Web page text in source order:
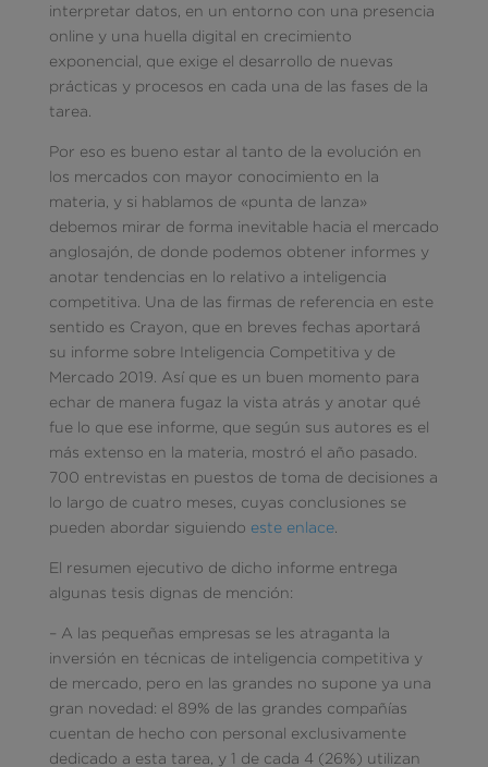
interpretar datos, en un entorno con una presencia
online y una huella digital en crecimiento
exponencial, que exige el desarrollo de nuevas
prácticas y procesos en cada una de las fases de la
tarea.
Por eso es bueno estar al tanto de la evolución en
los mercados con mayor conocimiento en la
materia, y si hablamos de «punta de lanza»
debemos mirar de forma inevitable hacia el mercado
anglosajón, de donde podemos obtener informes y
anotar tendencias en lo relativo a inteligencia
competitiva. Una de las firmas de referencia en este
sentido es Crayon, que en breves fechas aportará
su informe sobre Inteligencia Competitiva y de
Mercado 2019. Así que es un buen momento para
echar de manera fugaz la vista atrás y anotar qué
fue lo que ese informe, que según sus autores es el
más extenso en la materia, mostró el año pasado.
700 entrevistas en puestos de toma de decisiones a
lo largo de cuatro meses, cuyas conclusiones se
pueden abordar siguiendo este enlace.
El resumen ejecutivo de dicho informe entrega
algunas tesis dignas de mención:
– A las pequeñas empresas se les atraganta la
inversión en técnicas de inteligencia competitiva y
de mercado, pero en las grandes no supone ya una
gran novedad: el 89% de las grandes compañías
cuentan de hecho con personal exclusivamente
dedicado a esta tarea, y 1 de cada 4 (26%) utilizan